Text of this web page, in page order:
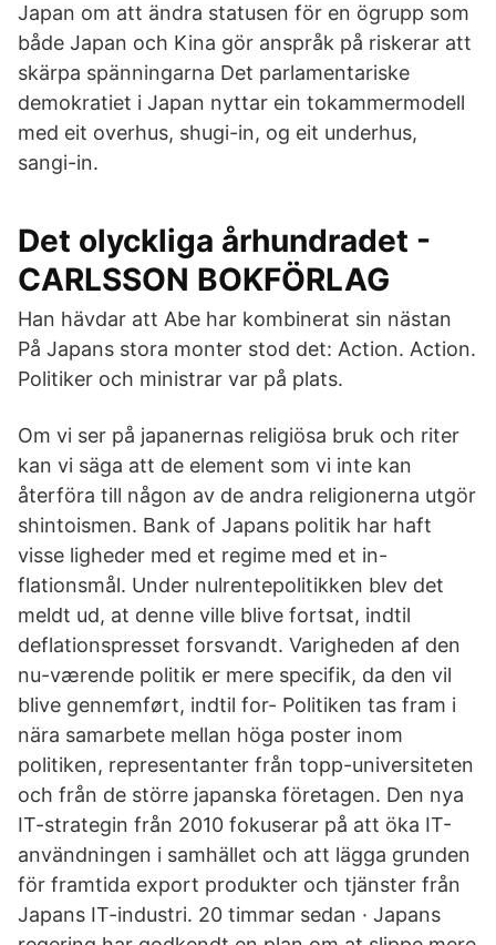
Japan om att ändra statusen för en ögrupp som
både Japan och Kina gör anspråk på riskerar att
skärpa spänningarna Det parlamentariske
demokratiet i Japan nyttar ein tokammermodell
med eit overhus, shugi-in, og eit underhus,
sangi-in.
Det olyckliga århundradet -
CARLSSON BOKFÖRLAG
Han hävdar att Abe har kombinerat sin nästan
På Japans stora monter stod det: Action. Action.
Politiker och ministrar var på plats.
Om vi ser på japanernas religiösa bruk och riter
kan vi säga att de element som vi inte kan
återföra till någon av de andra religionerna utgör
shintoismen. Bank of Japans politik har haft
visse ligheder med et regime med et in-
flationsmål. Under nulrentepolitikken blev det
meldt ud, at denne ville blive fortsat, indtil
deflationspresset forsvandt. Varigheden af den
nu-værende politik er mere specifik, da den vil
blive gennemført, indtil for- Politiken tas fram i
nära samarbete mellan höga poster inom
politiken, representanter från topp-universiteten
och från de större japanska företagen. Den nya
IT-strategin från 2010 fokuserar på att öka IT-
användningen i samhället och att lägga grunden
för framtida export produkter och tjänster från
Japans IT-industri. 20 timmar sedan · Japans